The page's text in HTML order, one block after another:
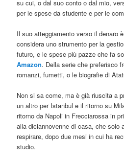
su cui, o dal suo conto o dal mio,
per le spese da studente e per le
Il suo atteggiamento verso il denaro
considera uno strumento per la
futuro, e le spese più pazze che fa
Amazon. Della serie che preferisco
romanzi, fumetti, o le biografie di
Non si sa come, ma è già riuscita a
un altro per Istanbul e il ritorno su
ritorno da Napoli in Frecciarossa in
alla diciannovenne di casa, che solo
respirare, dopo due mesi in cui ha
studio.